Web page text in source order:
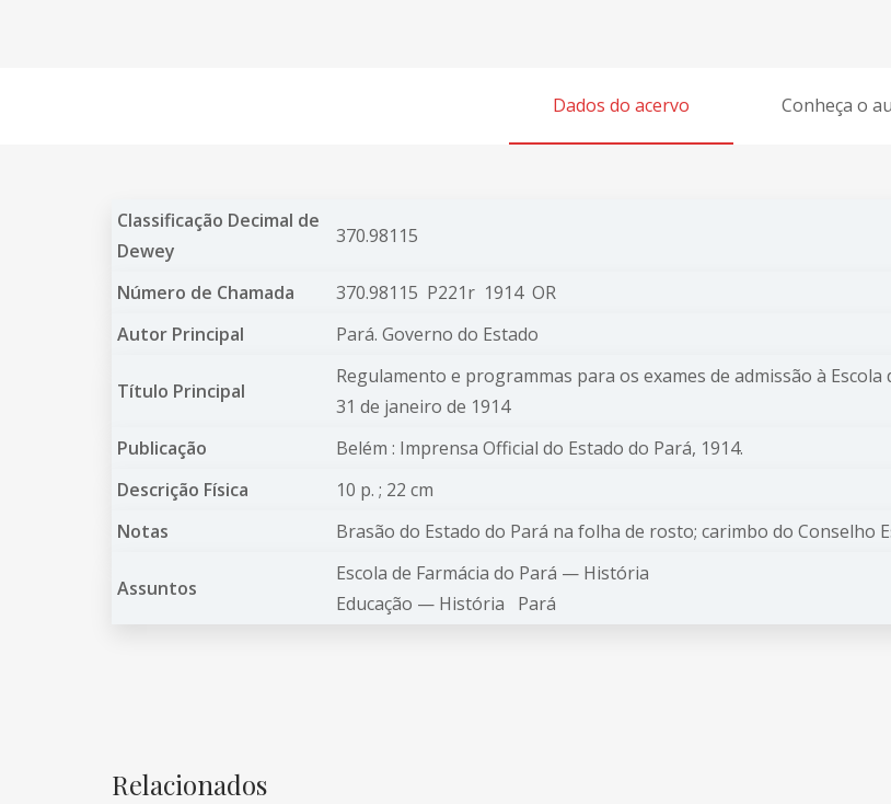
Dados do acervo Conheça o
Classificação Decimal de
Dewey
370.98115
Número de Chamada
370.98115 P221r 1914 OR
Autor Principal
Pará. Governo do Estado
Título Principal
Regulamento e programmas para os exames de admissão à
31 de janeiro de 1914
Publicação
Belém : Imprensa Official do Estado do Pará, 1914.
Descrição Física
10 p. ; 22 cm
Notas
Brasão do Estado do Pará na folha de rosto; carimbo do Conselho
Assuntos
Escola de Farmácia do Pará — História
Educação — História Pará
Relacionados